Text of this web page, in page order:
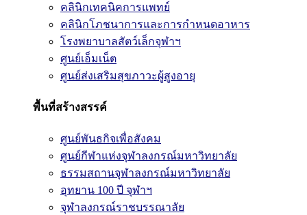
คลินิกเทคนิคการแพทย์
คลินิกโภชนาการและการกำหนดอาหาร
โรงพยาบาลสัตว์เล็กจุฬาฯ
ศูนย์เอ็มเน็ต
ศูนย์ส่งเสริมสุขภาวะผู้สูงอายุ
พื้นที่สร้างสรรค์
ศูนย์พันธกิจเพื่อสังคม
ศูนย์กีฬาแห่งจุฬาลงกรณ์มหาวิทยาลัย
ธรรมสถานจุฬาลงกรณ์มหาวิทยาลัย
อุทยาน 100 ปี จุฬาฯ
จุฬาลงกรณ์ราชบรรณาลัย